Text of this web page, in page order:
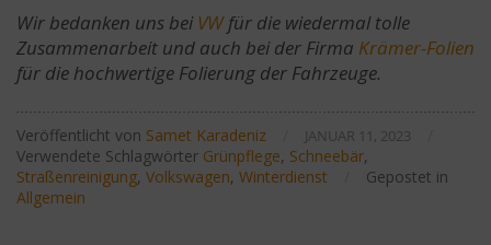
Wir bedanken uns bei VWfür die wiedermal tolle
Zusammenarbeit und auch bei der Firma Krämer-Folien
für die hochwertige Folierung der Fahrzeuge.
Veröffentlicht von Samet Karadeniz JANUAR 11, 2023
Verwendete Schlagwörter Grünpflege, Schneebär,
Straßenreinigung, Volkswagen, Winterdienst
Gepostet in
Allgemein